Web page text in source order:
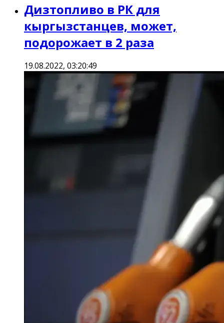
Дизтопливо в РК для
кыргызстанцев, может,
подорожает в 2 раза
19.08.2022, 03:20:49